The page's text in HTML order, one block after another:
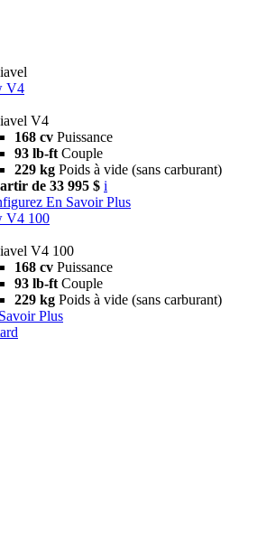
V4
V4
168 cv Puissance
93 lb-ft Couple
229 kg Poids à vide (sans carburant)
de 33 995 $ i
En Savoir Plus
V4 100
V4 100
168 cv Puissance
93 lb-ft Couple
229 kg Poids à vide (sans carburant)
Plus